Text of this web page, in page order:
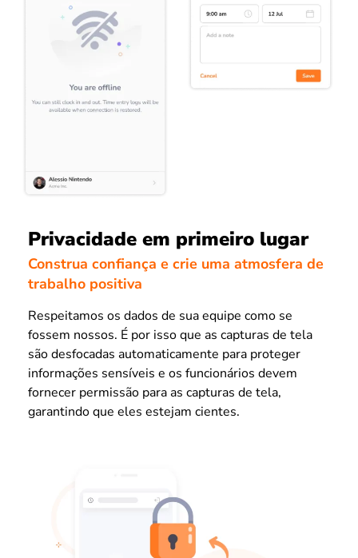
Privacidade em primeiro lugar
Construa confiança e crie uma atmosfera de
trabalho positiva
Respeitamos os dados de sua equipe como se
fossem nossos. É por isso que as capturas de tela
são desfocadas automaticamente para proteger
informações sensíveis e os funcionários devem
fornecer permissão para as capturas de tela,
garantindo que eles estejam cientes.